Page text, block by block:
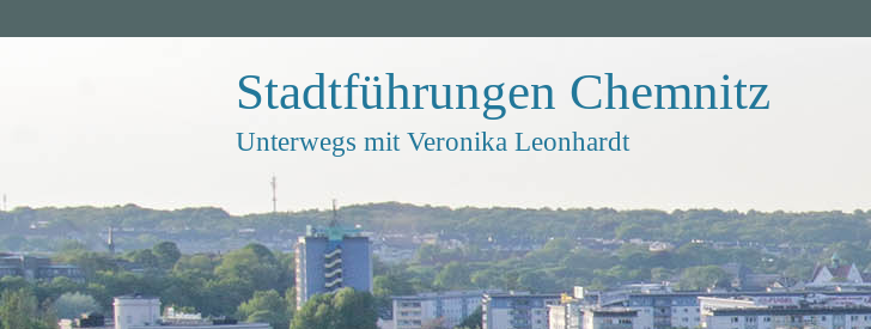
Inhalt
Stadtführungen Chemnitz
Unterwegs mit Veronika Leonhardt